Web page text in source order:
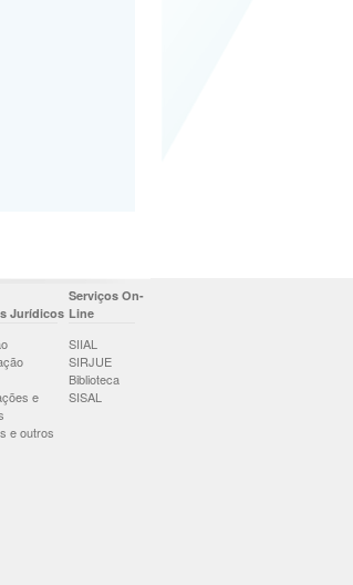
Jurídicos
e
e outros
Serviços On-
Line
SIIAL
SIRJUE
Biblioteca
SISAL